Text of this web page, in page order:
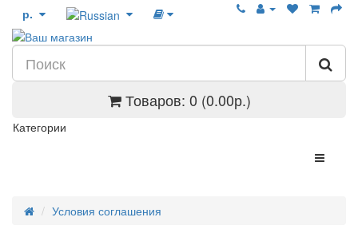
р.
Товаров: 0 (0.00р.)
Категории
Условия соглашения